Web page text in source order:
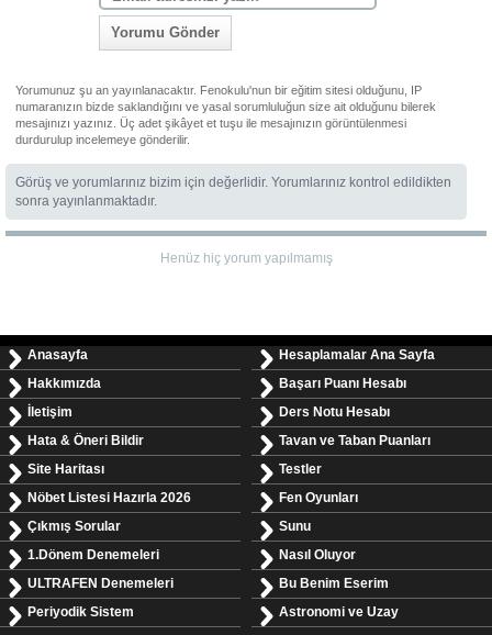
Yorumu Gönder
Yorumunuz şu an yayınlanacaktır. Fenokulu'nun bir eğitim sitesi olduğunu, IP
numaranızın bizde saklandığını ve yasal sorumluluğun size ait olduğunu bilerek
mesajınızı yazınız. Üç adet şikâyet et tuşu ile mesajınızın görüntülenmesi
durdurulup incelemeye gönderilir.
Görüş ve yorumlarınız bizim için değerlidir. Yorumlarınız kontrol edildikten
sonra yayınlanmaktadır.
Henüz hiç yorum yapılmamış
Anasayfa
Hakkımızda
İletişim
Hata & Öneri Bildir
Site Haritası
Nöbet Listesi Hazırla 2026
Çıkmış Sorular
1.Dönem Denemeleri
ULTRAFEN Denemeleri
Periyodik Sistem
Hesaplamalar Ana Sayfa
Başarı Puanı Hesabı
Ders Notu Hesabı
Tavan ve Taban Puanları
Testler
Fen Oyunları
Sunu
Nasıl Oluyor
Bu Benim Eserim
Astronomi ve Uzay